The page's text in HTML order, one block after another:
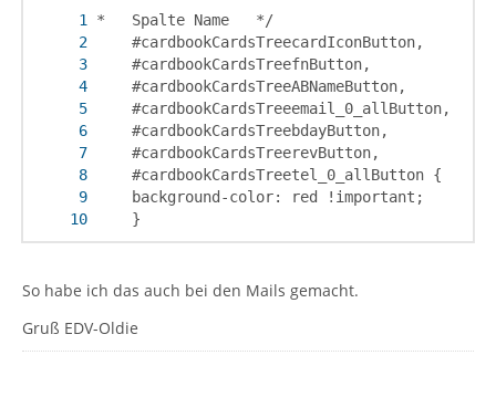
	}
So habe ich das auch bei den Mails gemacht.
Gruß EDV-Oldie